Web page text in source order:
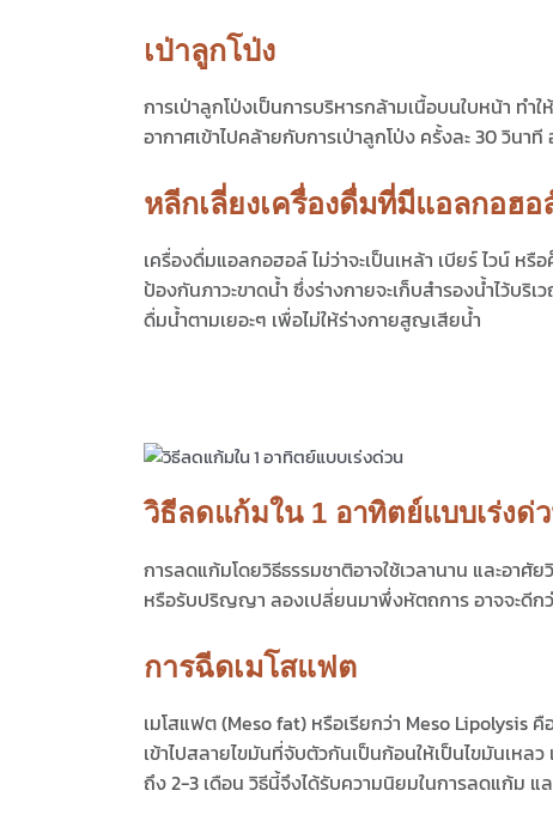
เป่าลูกโป่ง
การเป่าลูกโป่งเป็นการบริหารกล้ามเนื้อบนใบหน้า ท
อากาศเข้าไปคล้ายกับการเป่าลูกโป่ง ครั้งละ 30 วินา
หลีกเลี่ยงเครื่องดื่มที่มีแอลกอฮอ
เครื่องดื่มแอลกอฮอล์ ไม่ว่าจะเป็นเหล้า เบียร์ ไวน์ ห
ป้องกันภาวะขาดน้ำ ซึ่งร่างกายจะเก็บสำรองน้ำไว้บ
ดื่มน้ำตามเยอะๆ เพื่อไม่ให้ร่างกายสูญเสียน้ำ
วิธีลดแก้มใน 1 อาทิตย์แบบเร่งด่
การลดแก้มโดยวิธีธรรมชาติอาจใช้เวลานาน และอา
หรือรับปริญญา ลองเปลี่ยนมาพึ่งหัตถการ อาจจะดีกว่
การฉีดเมโสแฟต
เมโสแฟต (Meso fat) หรือเรียกว่า Meso Lipolysis
เข้าไปสลายไขมันที่จับตัวกันเป็นก้อนให้เป็นไขมันเหล
ถึง 2-3 เดือน วิธีนี้จึงได้รับความนิยมในการลดแก้ม แ